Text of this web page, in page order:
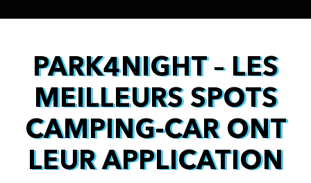
PARK4NIGHT – LES
MEILLEURS SPOTS
CAMPING-CAR ONT
LEUR APPLICATION